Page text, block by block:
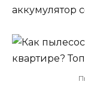
аккумулятор